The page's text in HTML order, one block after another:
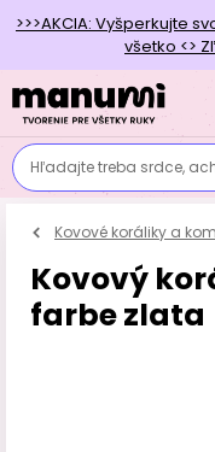
>>>AKCIA: Vyšperkujte
všetko <>
Hľadajte treba srdce,
Kovové koráliky a
Kovový
farbe zlata